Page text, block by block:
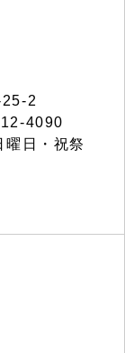
2
4090
日・祝祭